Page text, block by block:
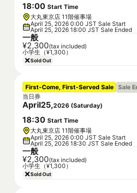
18:00 Start Time
大丸東京店 11階催事場
April 25, 2026 0:00 JST Sale Start
April 25, 2026 18:00 JST Sale Ended
一般
¥2,300(tax included)
小学生（¥1,300）
Sold Out
First-Come, First-Served Sale Sale
当日券
April25,2026 (Saturday)
18:30 Start Time
大丸東京店 11階催事場
April 25, 2026 0:00 JST Sale Start
April 25, 2026 18:30 JST Sale Ended
一般
¥2,300(tax included)
小学生（¥1,300）
Sold Out